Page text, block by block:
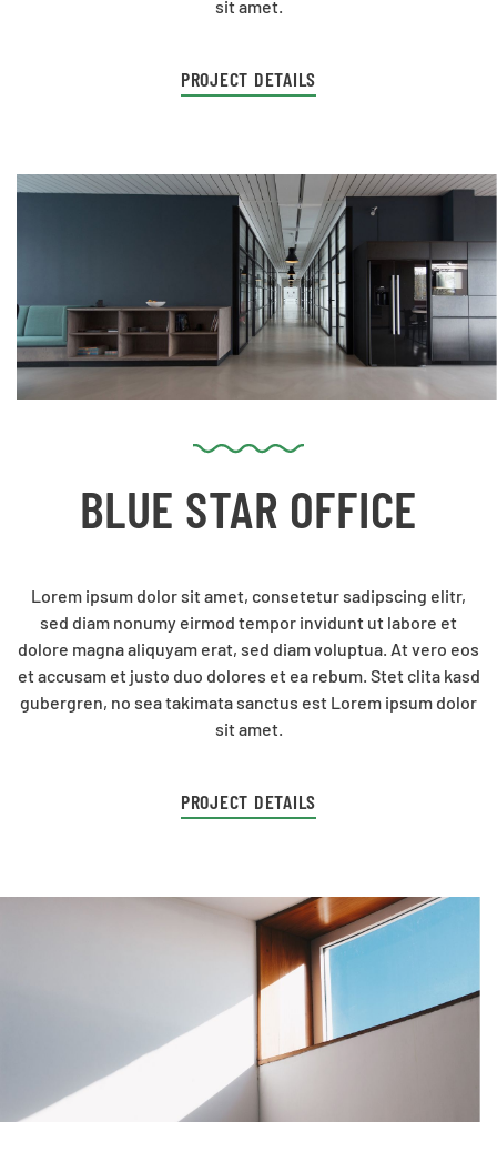
sit amet.
PROJECT DETAILS
BLUE STAR OFFICE
Lorem ipsum dolor sit amet, consetetur sadipscing elitr,
sed diam nonumy eirmod tempor invidunt ut labore et
dolore magna aliquyam erat, sed diam voluptua. At vero eos
et accusam et justo duo dolores et ea rebum. Stet clita kasd
gubergren, no sea takimata sanctus est Lorem ipsum dolor
sit amet.
PROJECT DETAILS